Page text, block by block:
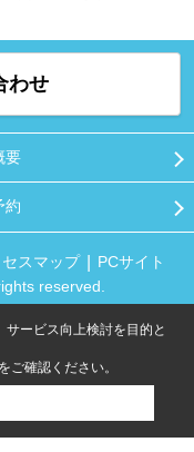
わせ
要
約
スマップ
PCサイト
reserved.
ービス向上検討を目的と
をご確認ください。